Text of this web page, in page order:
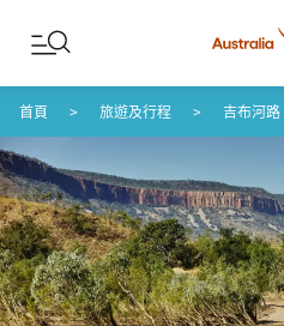
跳至內容
跳至頁尾導覽
首頁 旅遊及行程 吉布河